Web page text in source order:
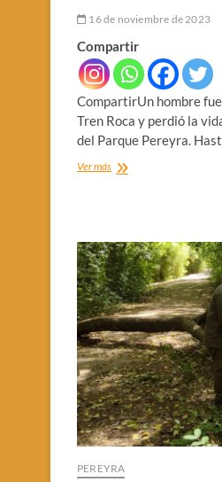
16 de noviembre de 2023
Compartir
CompartirUn hombre
Tren Roca y perdió la
del Parque Pereyra.
Ver másMURIO
PEREYRA